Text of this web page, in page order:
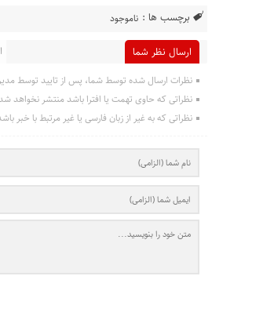
برچسب ها : ناموجود
ارسال نظر شما
نظرات ارسال شده توسط شما، پس از تایید توسط
نظراتی که حاوی تهمت یا افترا باشد منتشر نخواهد
نظراتی که به غیر از زبان فارسی یا غیر مرتبط با خبر